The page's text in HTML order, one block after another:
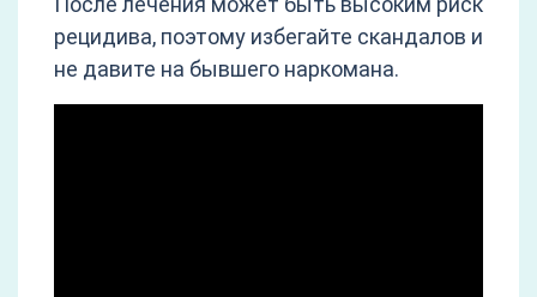
рецидива, поэтому избегайте скандалов и
не давите на бывшего наркомана.